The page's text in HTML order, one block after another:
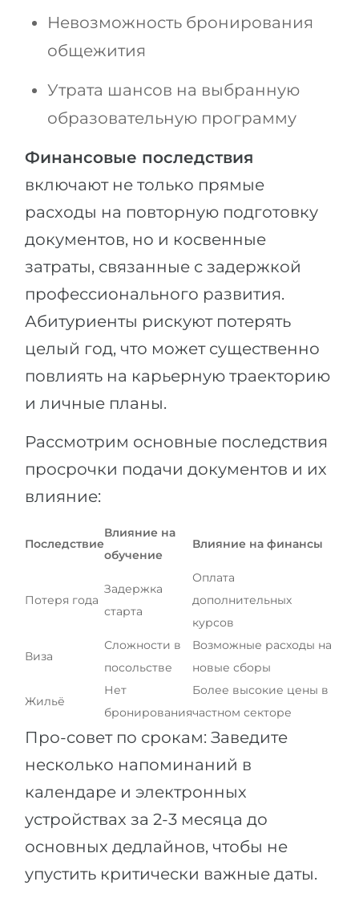
Невозможность бронирования
общежития
Утрата шансов на выбранную
образовательную программу
Финансовые последствия
включают не только прямые
расходы на повторную подготовку
документов, но и косвенные
затраты, связанные с задержкой
профессионального развития.
Абитуриенты рискуют потерять
целый год, что может существенно
повлиять на карьерную траекторию
и личные планы.
Рассмотрим основные последствия
просрочки подачи документов и их
влияние:
Последствие
Влияние на
обучение
Влияние на финансы
Потеря года
Задержка
старта
Оплата
дополнительных
курсов
Виза
Сложности в
посольстве
Возможные расходы на
новые сборы
Жильё
Нет
бронирования
Более высокие цены в
частном секторе
Про-совет по срокам: Заведите
несколько напоминаний в
календаре и электронных
устройствах за 2-3 месяца до
основных дедлайнов, чтобы не
упустить критически важные даты.